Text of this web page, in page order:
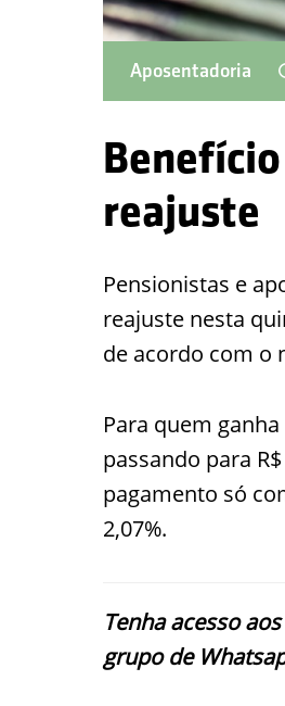
Aposentadoria
reajuste
Pensionistas e
reajuste nesta
de acordo com o
Para quem
passando para
pagamento só
2,07%.
Tenha acesso
grupo de